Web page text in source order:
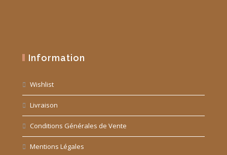
Information
Wishlist
Livraison
Conditions Générales de Vente
Mentions Légales